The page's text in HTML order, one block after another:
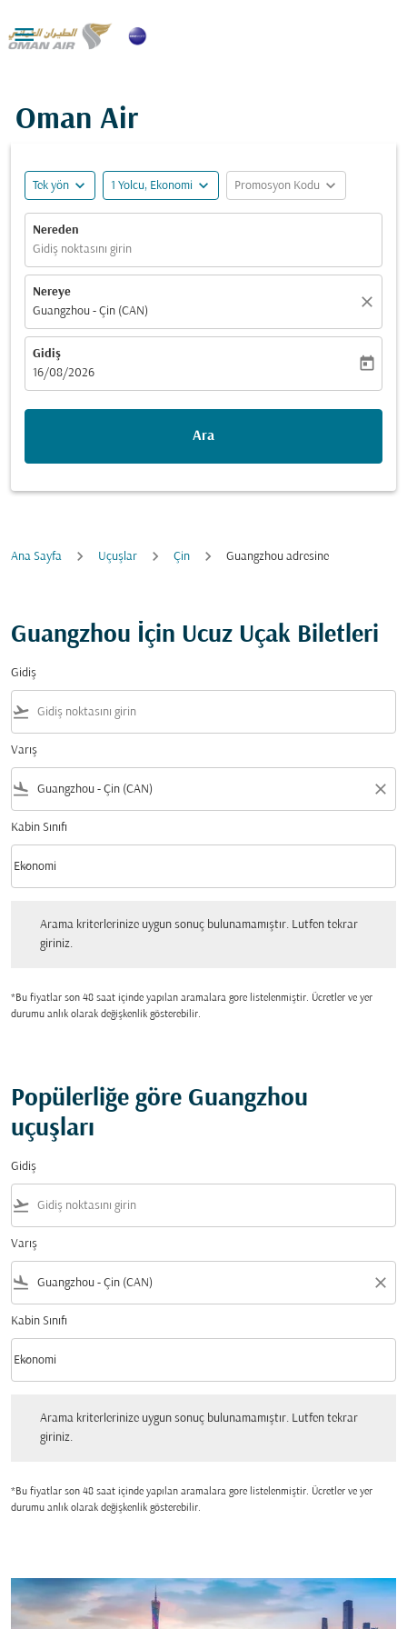

Oman Air
Tek yön expand_more 1 Yolcu, Ekonomi expand_more Promosyon Kodu expand_more
Nereden
Gidiş noktasını girin
Nereye
Guangzhou - Çin (CAN)
close
Gidiş
fc-booking-departure-date-aria-label
16/08/2026
today
Ara
Ana Sayfa Uçuşlar Çin Guangzhou adresine
Guangzhou İçin Ucuz Uçak Biletleri
Gidiş
flight_takeoff
Varış
flight_land close
Kabin Sınıfı
Kabin Sınıfı option Ekonomi Selected
Ekonomi
keyboard_arrow_down
Arama kriterlerinize uygun sonuç bulunamamıştır. Lutfen tekrar
giriniz.
*Bu fiyatlar son 48 saat içinde yapılan aramalara gore listelenmiştir. Ücretler ve yer
durumu anlık olarak değişkenlik gösterebilir.
Popülerliğe göre Guangzhou
uçuşları
Gidiş
flight_takeoff
Varış
flight_land close
Kabin Sınıfı
Kabin Sınıfı option Ekonomi Selected
Ekonomi
keyboard_arrow_down
Arama kriterlerinize uygun sonuç bulunamamıştır. Lutfen tekrar
giriniz.
*Bu fiyatlar son 48 saat içinde yapılan aramalara gore listelenmiştir. Ücretler ve yer
durumu anlık olarak değişkenlik gösterebilir.